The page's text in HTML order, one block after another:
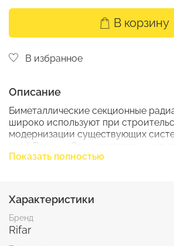
В корзину
В избранное
Описание
Биметаллические секционные
широко используют при
модернизации существующих
всей России. Эти радиаторы
и особенности эксплуатации
этим биметаллическим радиаторам,
отметить уникальный способ
межсекционного соединения,
повышающий надежность
Показать полностью
Характеристики
Бренд
Rifar